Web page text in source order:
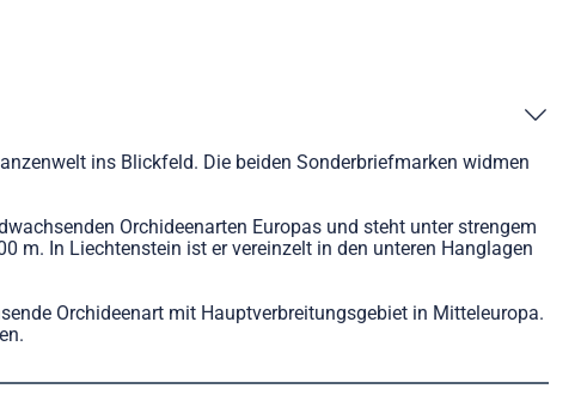
ins Blickfeld. Die beiden Sonderbriefmarken widmen
Orchideenarten Europas und steht unter strengem
m. In Liechtenstein ist er vereinzelt in den unteren Hanglagen
Orchideenart mit Hauptverbreitungsgebiet in Mitteleuropa.